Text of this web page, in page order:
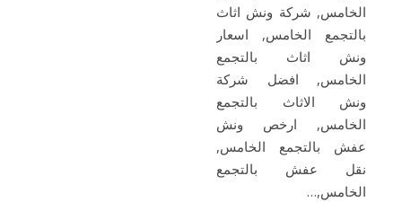
الخامس, شركة ونش اثاث
بالتجمع الخامس, اسعار
ونش اثاث بالتجمع
الخامس, افضل شركة
ونش الاثاث بالتجمع
الخامس, ارخص ونش
عفش بالتجمع الخامس,
نقل عفش بالتجمع
الخامس,…